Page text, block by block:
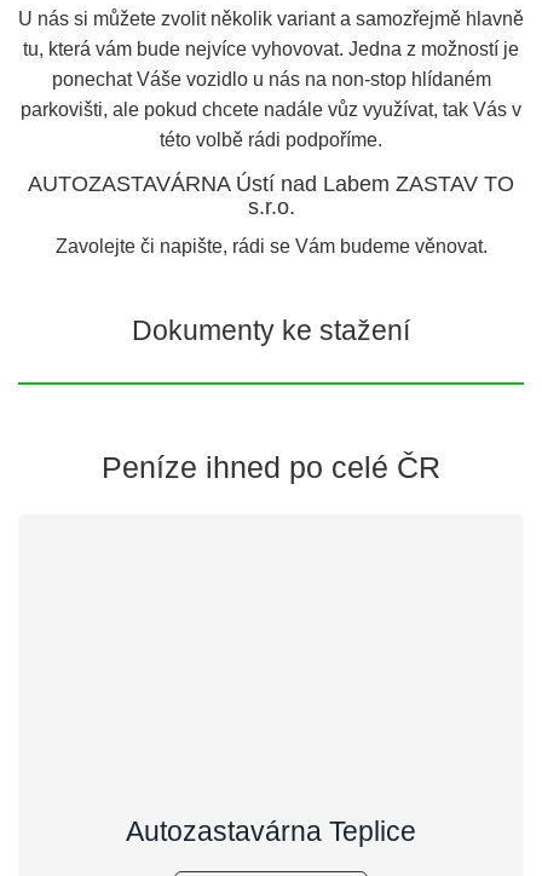
U nás si můžete zvolit několik variant a samozřejmě hlavně
tu, která vám bude nejvíce vyhovovat. Jedna z možností je
ponechat Váše vozidlo u nás na non-stop hlídaném
parkovišti, ale pokud chcete nadále vůz využívat, tak Vás v
této volbě rádi podpoříme.
AUTOZASTAVÁRNA Ústí nad Labem ZASTAV TO
s.r.o.
Zavolejte či napište, rádi se Vám budeme věnovat.
Dokumenty ke stažení
Peníze ihned po celé ČR
Autozastavárna Teplice